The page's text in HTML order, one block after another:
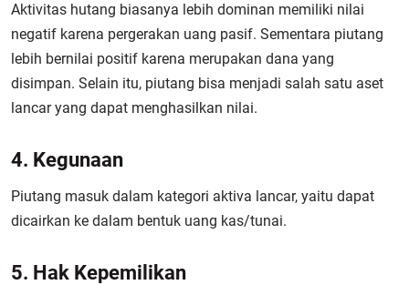
Aktivitas hutang biasanya lebih dominan memiliki nilai
negatif karena pergerakan uang pasif. Sementara piutang
lebih bernilai positif karena merupakan dana yang
disimpan. Selain itu, piutang bisa menjadi salah satu aset
lancar yang dapat menghasilkan nilai.
4. Kegunaan
Piutang masuk dalam kategori aktiva lancar, yaitu dapat
dicairkan ke dalam bentuk uang kas/tunai.
5. Hak Kepemilikan